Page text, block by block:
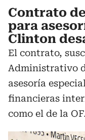
Contrato
para
Clinton
El contrato,
Administrativo
asesoría
financieras
como el de la